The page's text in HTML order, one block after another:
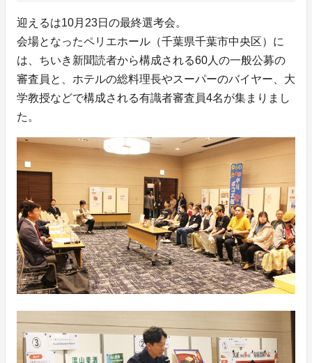
迎えるは10月23日の最終選考会。
会場となったペリエホール（千葉県千葉市中央区）に
は、ちいき新聞読者から構成される60人の一般公募の
審査員と、ホテルの総料理長やスーパーのバイヤー、大
学教授などで構成される有識者審査員4名が集まりまし
た。